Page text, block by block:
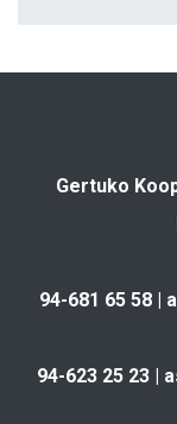
Gertuko
94-681 65 58 |
94-623 25 23 |